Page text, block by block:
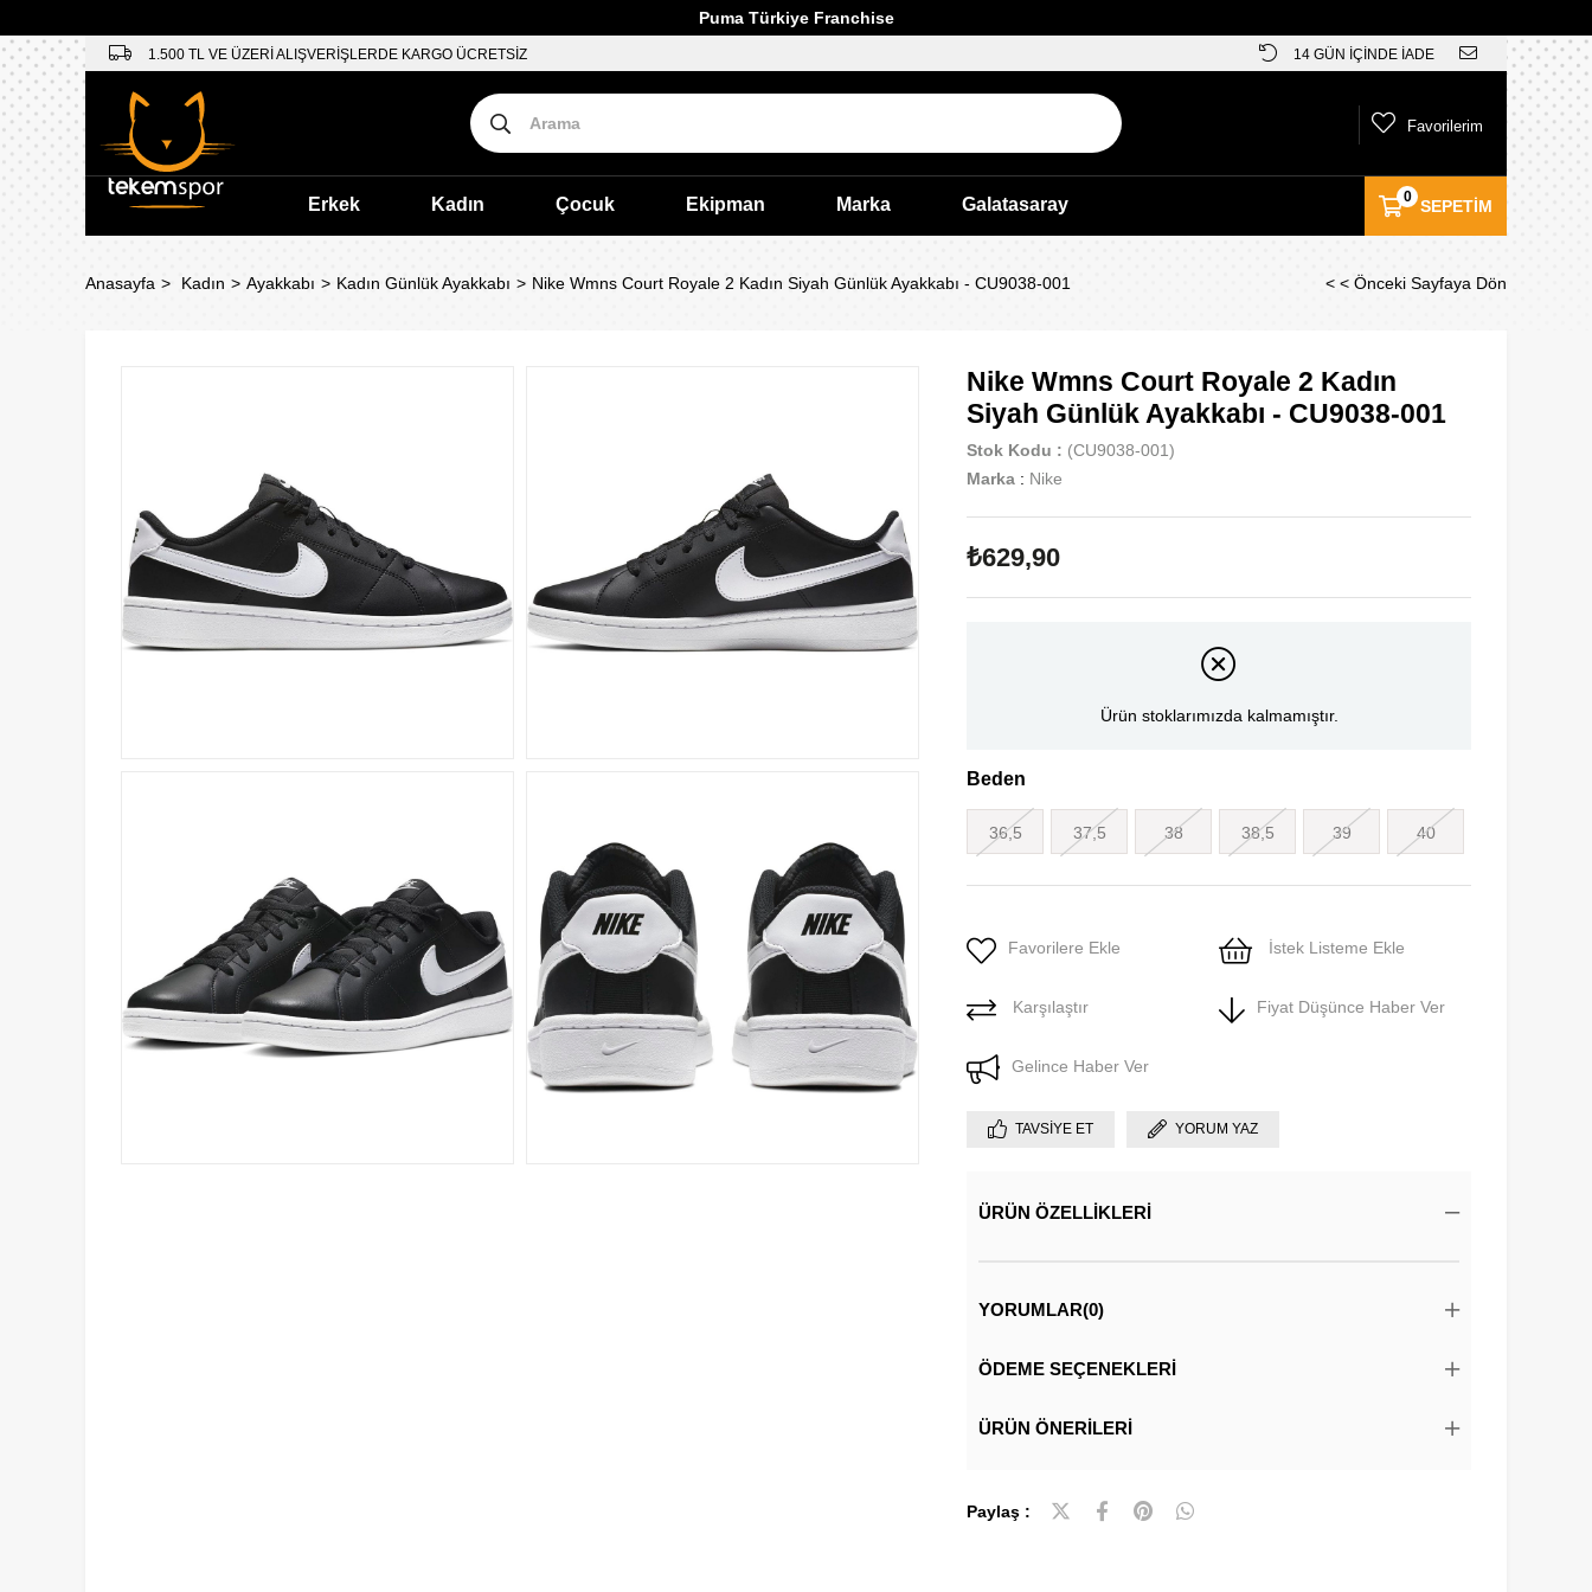
Puma Türkiye Franchise
1.500 TL VE ÜZERİ ALIŞVERİŞLERDE KARGO ÜCRETSİZ 14 GÜN İÇİNDE İADE
SEPETIM
0
Favorilerim
Erkek Kadın Çocuk Ekipman Marka Galatasaray
Anasayfa Kadın Ayakkabı Kadın Günlük Ayakkabı Nike Wmns Court Royale 2 Kadın Siyah Günlük Ayakkabı - CU9038-001 < < Önceki Sayfaya Dön
Nike Wmns Court Royale 2 Kadın
Siyah Günlük Ayakkabı - CU9038-001
Stok Kodu
(CU9038-001)
Marka : Nike
₺629,90
Ürün stoklarımızda kalmamıştır.
Beden
36,5 37,5 38 38,5 39 40
Favorilere Ekle İstek Listeme Ekle
Karşılaştır Fiyat Düşünce Haber Ver
Gelince Haber Ver
TAVSIYE ET YORUM YAZ
ÜRÜN ÖZELLIKLERI
YORUMLAR(0)
ÖDEME SEÇENEKLERI
ÜRÜN ÖNERILERI
Paylaş :